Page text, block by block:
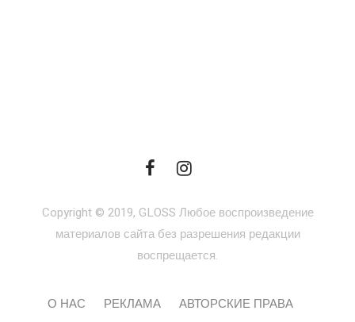
Copyright © 2019, GLOSS Любое воспроизведение
материалов сайта без разрешения редакции
воспрещается.
О НАС РЕКЛАМА АВТОРСКИЕ ПРАВА